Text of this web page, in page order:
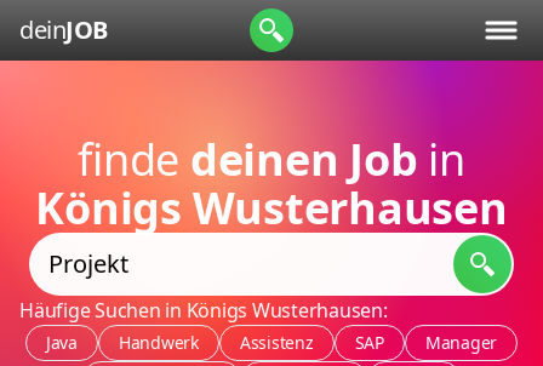
deinJOB
finde deinen Job in
Königs Wusterhausen
Häufige Suchen in Königs Wusterhausen:
Java Handwerk Assistenz SAP
Manager